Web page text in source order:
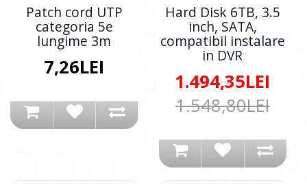
Patch cord UTP
categoria 5e
lungime 3m
7,26LEI
Hard Disk 6TB, 3.5
inch, SATA,
compatibil instalare
in DVR
1.494,35LEI
1.548,80LEI